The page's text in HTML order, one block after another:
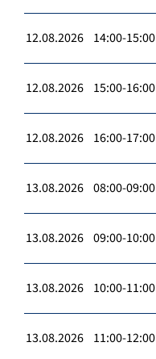
12.08.2026 14:00-15:00
12.08.2026 15:00-16:00
12.08.2026 16:00-17:00
13.08.2026 08:00-09:00
13.08.2026 09:00-10:00
13.08.2026 10:00-11:00
13.08.2026 11:00-12:00